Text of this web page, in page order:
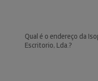
Qual é o endereço da
Escritorio, Lda.?